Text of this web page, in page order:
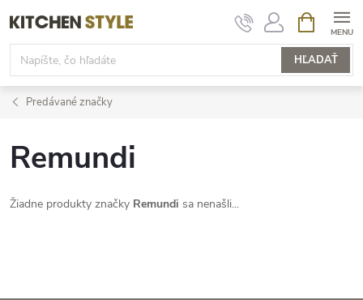
na
obsah
HĽADAŤ
KOŠÍK
Predávané značky
Remundi
Žiadne produkty značky Remundi sa nenašli...